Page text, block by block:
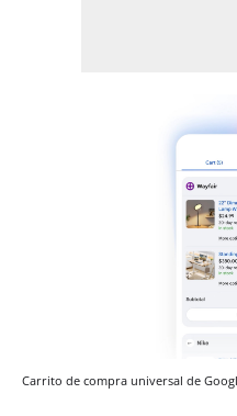
Carrito de compra universal de